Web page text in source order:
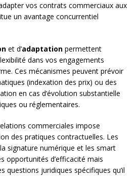
vos contrats commerciaux aux
un avantage concurrentiel
et d’adaptation permettent
dans vos engagements
Ces mécanismes peuvent prévoir
(indexation des prix) ou des
en cas d’évolution substantielle
ou réglementaires.
commerciales impose
des pratiques contractuelles. Les
signature numérique et les smart
opportunités d’efficacité mais
questions juridiques spécifiques qu’il